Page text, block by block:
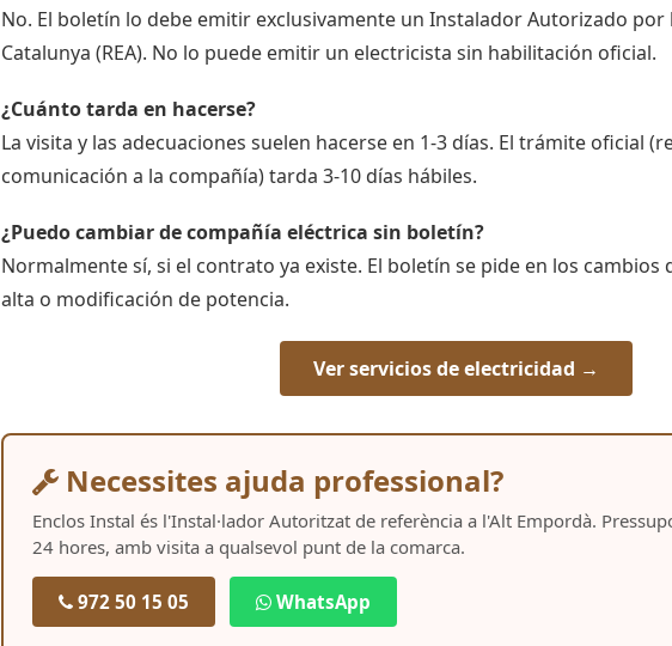
No. El boletín lo debe emitir exclusivamente un Instalador Autorizado por
Catalunya (REA). No lo puede emitir un electricista sin habilitación oficial.
¿Cuánto tarda en hacerse?
La visita y las adecuaciones suelen hacerse en 1-3 días. El trámite oficial
comunicación a la compañía) tarda 3-10 días hábiles.
¿Puedo cambiar de compañía eléctrica sin boletín?
Normalmente sí, si el contrato ya existe. El boletín se pide en los cambios
alta o modificación de potencia.
Ver servicios de electricidad →
Necessites ajuda professional?
Enclos Instal és l'Instal·lador Autoritzat de referència a l'Alt Empordà.
24 hores, amb visita a qualsevol punt de la comarca.
972 50 15 05 WhatsApp